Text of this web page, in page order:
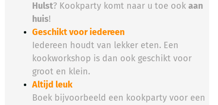
Hulst? Kookparty komt naar u toe ook aan
huis!
Geschikt voor iedereen
Iedereen houdt van lekker eten. Een
kookworkshop is dan ook geschikt voor
groot en klein.
Altijd leuk
Boek bijvoorbeeld een kookparty voor een